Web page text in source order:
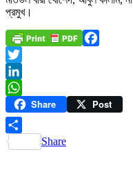
প্রমুখ।
Facebook
Twitter
LinkedIn
WhatsApp
Share Post
Share